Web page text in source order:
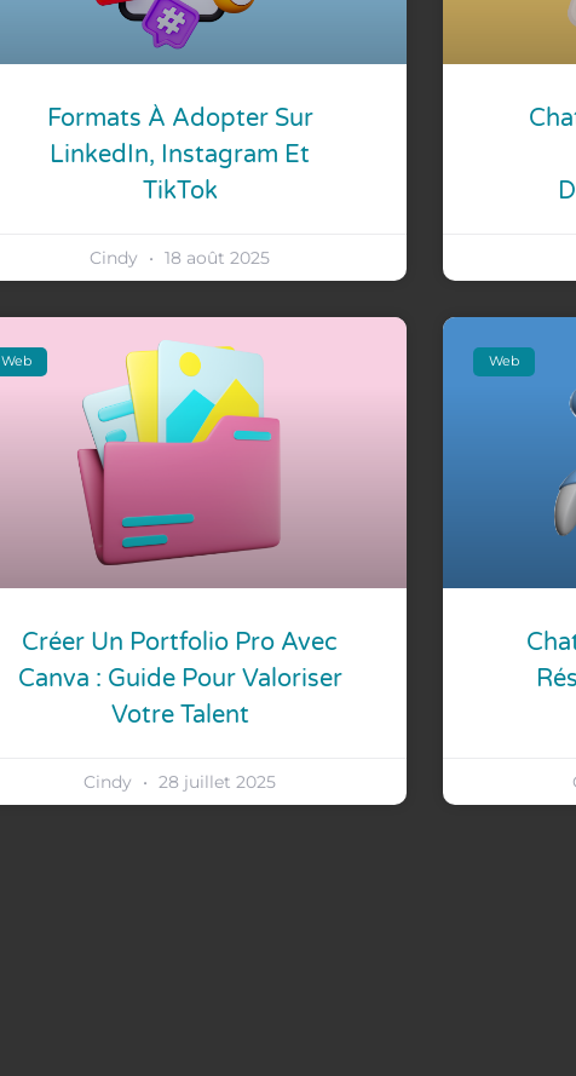
Formats À Adopter Sur
LinkedIn, Instagram Et
TikTok
Cindy 18 août 2025
Web
Créer Un Portfolio Pro Avec
Canva : Guide Pour Valoriser
Votre Talent
Cindy 28 juillet 2025
Web